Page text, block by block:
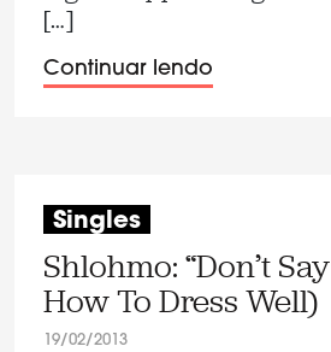
[…]
Continuar lendo
Singles
Shlohmo: “Don’t
How To Dress Well)
19/02/2013